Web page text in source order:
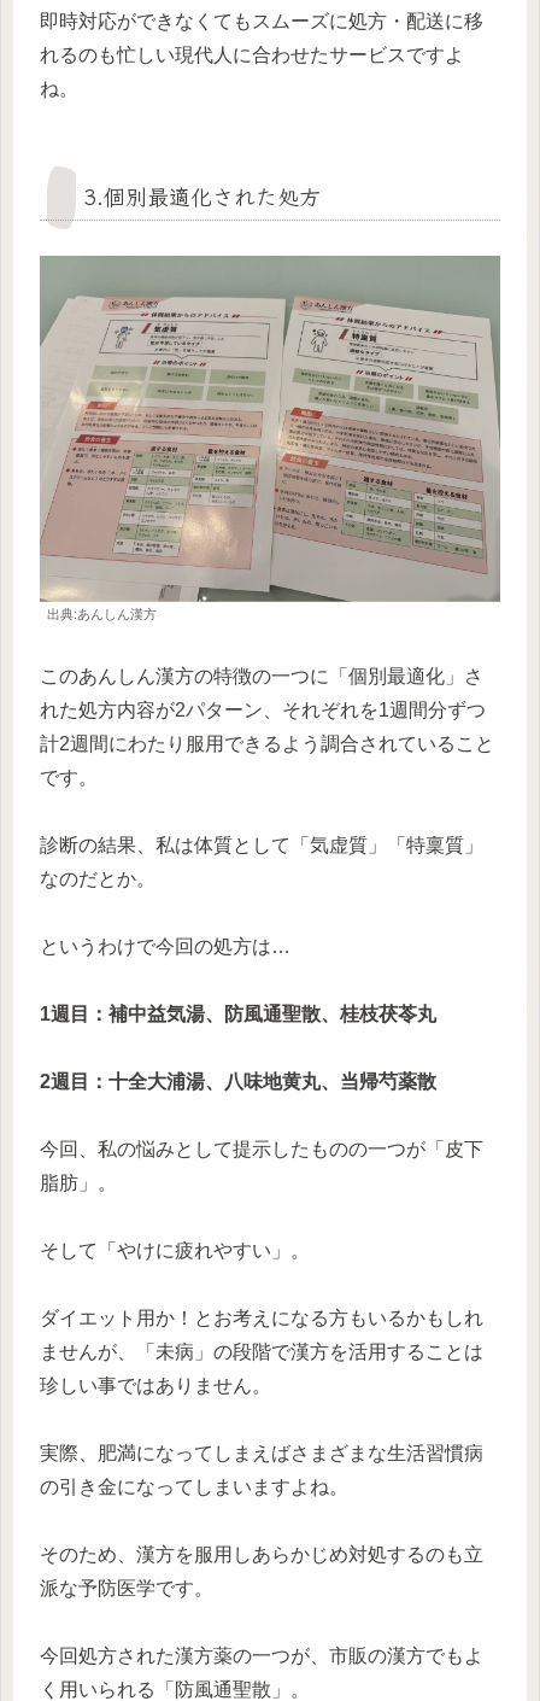
即時対応ができなくてもスムーズに処方・配送に移
れるのも忙しい現代人に合わせたサービスですよ
ね。
3.個別最適化された処方
出典:あんしん漢方
このあんしん漢方の特徴の一つに「個別最適化」さ
れた処方内容が2パターン、それぞれを1週間分ずつ
計2週間にわたり服用できるよう調合されていること
です。
診断の結果、私は体質として「気虚質」「特稟質」
なのだとか。
というわけで今回の処方は…
1週目：補中益気湯、防風通聖散、桂枝茯苓丸
2週目：十全大浦湯、八味地黄丸、当帰芍薬散
今回、私の悩みとして提示したものの一つが「皮下
脂肪」。
そして「やけに疲れやすい」。
ダイエット用か！とお考えになる方もいるかもしれ
ませんが、「未病」の段階で漢方を活用することは
珍しい事ではありません。
実際、肥満になってしまえばさまざまな生活習慣病
の引き金になってしまいますよね。
そのため、漢方を服用しあらかじめ対処するのも立
派な予防医学です。
今回処方された漢方薬の一つが、市販の漢方でもよ
く用いられる「防風通聖散」。